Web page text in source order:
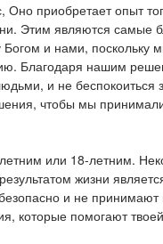
Оно приобретает опыт
Этим являются самые
Богом и нами,
Благодаря нашим
и не
чтобы мы
или 18-летним.
жизни
и не
которые помогают